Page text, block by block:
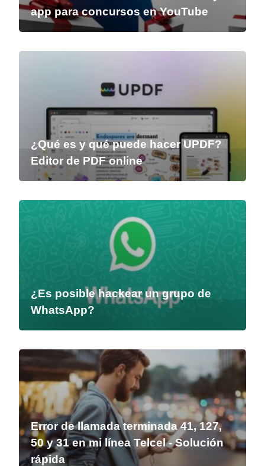
app para concursos en YouTube
¿Qué es y qué puede hacer UPDF?
Editor de PDF online
¿Es posible hackear un grupo de
WhatsApp?
Error de llamada terminada 41, 127,
50 y 31 en mi línea Telcel - Solución
rápida